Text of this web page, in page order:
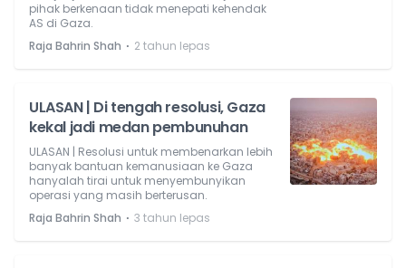
pihak berkenaan tidak menepati kehendak
AS di Gaza.
Raja Bahrin Shah ⋅ 2 tahun lepas
ULASAN | Di tengah resolusi, Gaza
kekal jadi medan pembunuhan
ULASAN | Resolusi untuk membenarkan lebih
banyak bantuan kemanusiaan ke Gaza
hanyalah tirai untuk menyembunyikan
operasi yang masih berterusan.
Raja Bahrin Shah ⋅ 3 tahun lepas